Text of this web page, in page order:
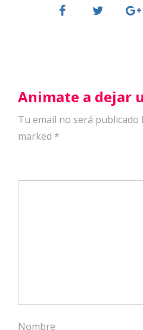
Animate a dejar
Tu email no será publicado
marked *
Nombre